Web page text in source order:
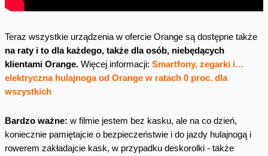
Teraz wszystkie urządzenia w ofercie Orange są dostępne także
na raty i to dla każdego, także dla osób, niebędących
klientami Orange. Więcej informacji: Smartfony, zegarki i…
elektryczna hulajnoga od Orange w ratach 0 proc. dla
wszystkich
Bardzo ważne: w filmie jestem bez kasku, ale na co dzień,
koniecznie pamiętajcie o bezpieczeństwie i do jazdy hulajnogą i
rowerem zakładajcie kask, w przypadku deskorolki - także